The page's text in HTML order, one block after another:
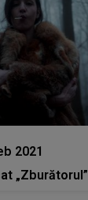
2021
„Zburătorul”